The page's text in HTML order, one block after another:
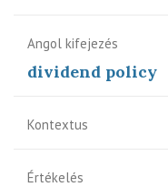
Angol kifejezés
dividend policy
Kontextus
Értékelés